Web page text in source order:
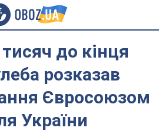
до кінця
розказав
Євросоюзом
України